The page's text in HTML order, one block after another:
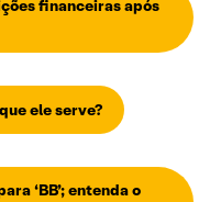
financeiras após
ele serve?
‘BB’; entenda o